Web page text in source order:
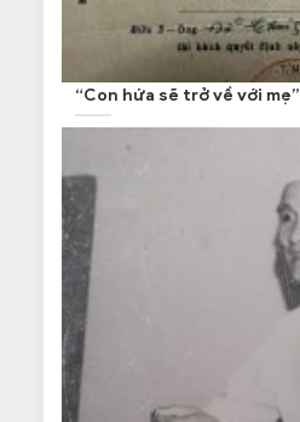
“Con hứa sẽ trở về với mẹ”